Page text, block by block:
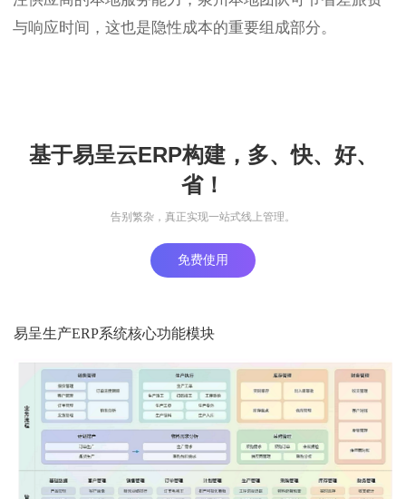
与响应时间，这也是隐性成本的重要组成部分。
基于易呈云ERP构建，多、快、好、
省！
告别繁杂，真正实现一站式线上管理。
免费使用
易呈生产ERP系统核心功能模块